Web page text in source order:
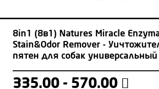
8in1 (8в1) Natures Miracle
Stain&Odor Remover -
пятен для собак универсальный
335.00 - 570.00